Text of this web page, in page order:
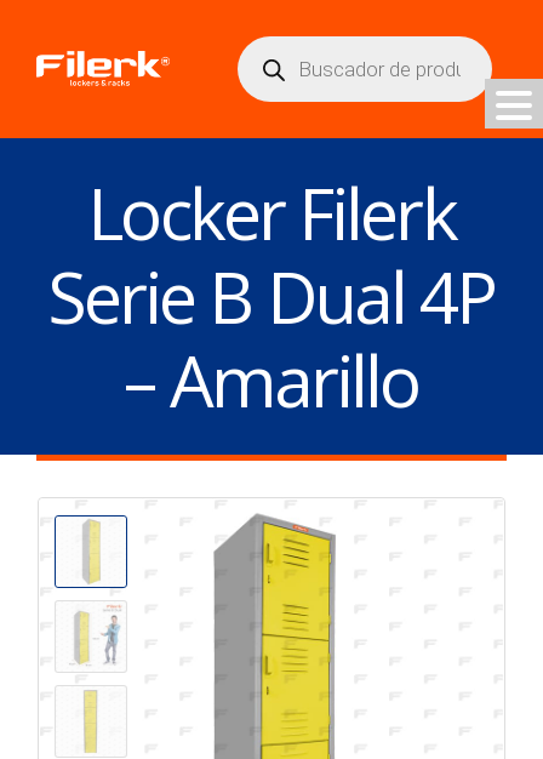
Búsqueda
de
productos
Locker Filerk
Serie B Dual 4P
– Amarillo